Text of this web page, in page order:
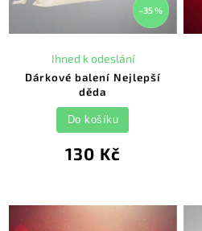
–35 %
Dárkové balení Nejlepší
děda
Ihned k odeslání
130 Kč
Do košíku